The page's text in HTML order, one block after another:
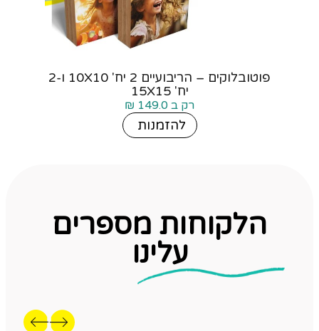
פוטובלוקים – הריבועיים 2 יח' 10X10 ו-2
₪149.0
להזמנות
הלקוחות מספרים
עלינו